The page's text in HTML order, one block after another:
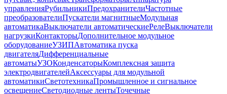
управленияРубильникиПредохранителиЧастотные
преобразователиПускатели магнитныеМодульная
автоматикаВыключатели автоматическиеРелеВыключатели
нагрузкиКонтакторыДополнительное модульное
оборудованиеУЗИПАвтоматика пуска
двигателяДифференциальные
автоматыУЗОКонденсаторыКомплексная защита
электродвигателейАксессуары для модульной
автоматикиСветотехникаПромышленное и сигнальное
освещениеСветодиодные лентыТочечные